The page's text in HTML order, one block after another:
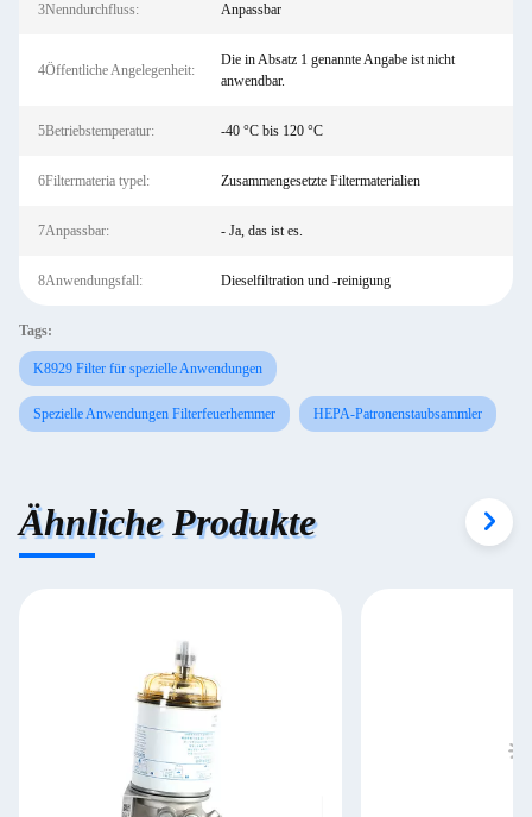
3Nenndurchfluss: Anpassbar
4Öffentliche Angelegenheit:
Die in Absatz 1 genannte Angabe ist nicht
anwendbar.
5Betriebstemperatur: -40 °C bis 120 °C
6Filtermateria typel: Zusammengesetzte Filtermaterialien
7Anpassbar: - Ja, das ist es.
8Anwendungsfall: Dieselfiltration und -reinigung
Tags:
K8929 Filter für spezielle Anwendungen
Spezielle Anwendungen Filterfeuerhemmer HEPA-Patronenstaubsammler
Ähnliche Produkte